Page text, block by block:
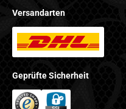
Versandarten
Geprüfte Sicherheit